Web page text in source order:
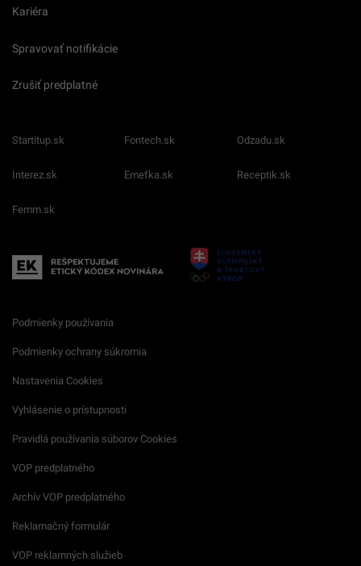
Kariéra
Spravovať notifikácie
Zrušiť predplatné
Startitup.sk Fontech.sk Odzadu.sk
Interez.sk Emefka.sk Receptik.sk
Femm.sk
Podmienky používania
Podmienky ochrany súkromia
Nastavenia Cookies
Vyhlásenie o prístupnosti
Pravidlá používania súborov Cookies
VOP predplatného
Archív VOP predplatného
Reklamačný formulár
VOP reklamných služieb